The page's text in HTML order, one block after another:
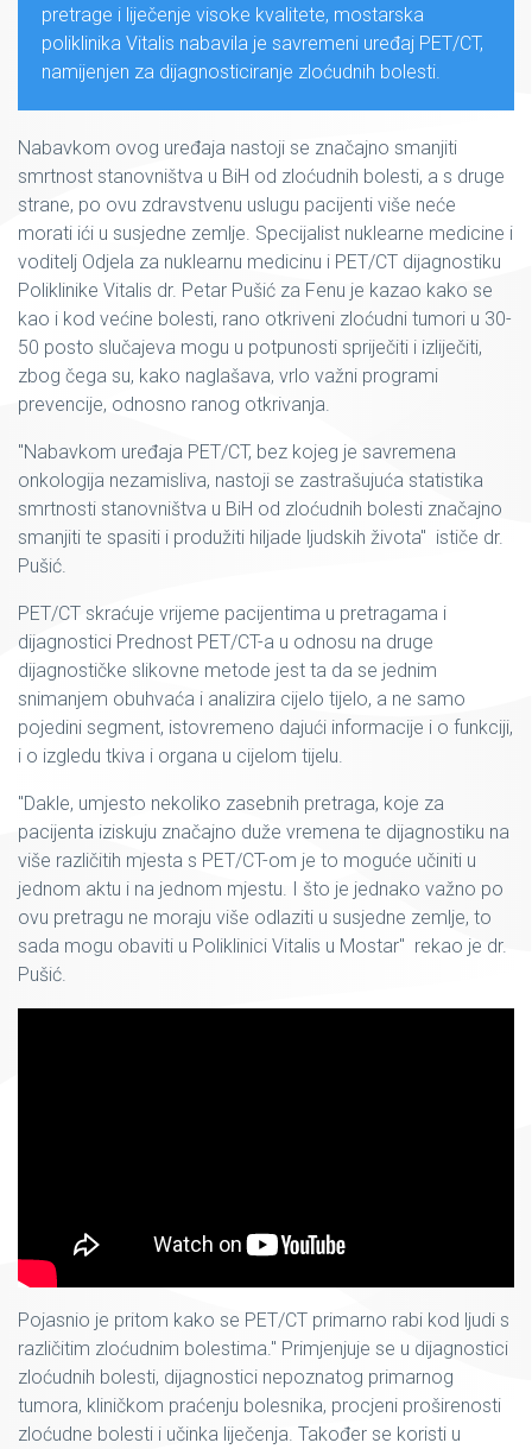
pretrage i liječenje visoke kvalitete, mostarska
poliklinika Vitalis nabavila je savremeni uređaj PET/CT,
namijenjen za dijagnosticiranje zloćudnih bolesti.
Nabavkom ovog uređaja nastoji se značajno smanjiti
smrtnost stanovništva u BiH od zloćudnih bolesti, a s druge
strane, po ovu zdravstvenu uslugu pacijenti više neće
morati ići u susjedne zemlje. Specijalist nuklearne medicine i
voditelj Odjela za nuklearnu medicinu i PET/CT dijagnostiku
Poliklinike Vitalis dr. Petar Pušić za Fenu je kazao kako se
kao i kod većine bolesti, rano otkriveni zloćudni tumori u 30-
50 posto slučajeva mogu u potpunosti spriječiti i izliječiti,
zbog čega su, kako naglašava, vrlo važni programi
prevencije, odnosno ranog otkrivanja.
"Nabavkom uređaja PET/CT, bez kojeg je savremena
onkologija nezamisliva, nastoji se zastrašujuća statistika
smrtnosti stanovništva u BiH od zloćudnih bolesti značajno
smanjiti te spasiti i produžiti hiljade ljudskih života" ističe dr.
Pušić.
PET/CT skraćuje vrijeme pacijentima u pretragama i
dijagnostici Prednost PET/CT-a u odnosu na druge
dijagnostičke slikovne metode jest ta da se jednim
snimanjem obuhvaća i analizira cijelo tijelo, a ne samo
pojedini segment, istovremeno dajući informacije i o funkciji,
i o izgledu tkiva i organa u cijelom tijelu.
"Dakle, umjesto nekoliko zasebnih pretraga, koje za
pacijenta iziskuju značajno duže vremena te dijagnostiku na
više različitih mjesta s PET/CT-om je to moguće učiniti u
jednom aktu i na jednom mjestu. I što je jednako važno po
ovu pretragu ne moraju više odlaziti u susjedne zemlje, to
sada mogu obaviti u Poliklinici Vitalis u Mostar" rekao je dr.
Pušić.
Pojasnio je pritom kako se PET/CT primarno rabi kod ljudi s
različitim zloćudnim bolestima." Primjenjuje se u dijagnostici
zloćudnih bolesti, dijagnostici nepoznatog primarnog
tumora, kliničkom praćenju bolesnika, procjeni proširenosti
zloćudne bolesti i učinka liječenja. Također se koristi u